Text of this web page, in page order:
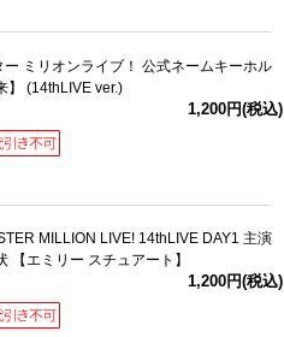
ー ミリオンライブ！ 公式ネームキーホル
】 (14thLIVE ver.)
1,200円(税込)
MILLION LIVE! 14thLIVE DAY1 主演
【エミリー スチュアート】
1,200円(税込)